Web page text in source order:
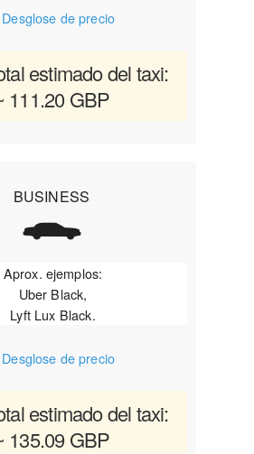
de precio
estimado del taxi:
111.20 GBP
BUSINESS
Aprox. ejemplos:
Uber Black,
Lyft Lux Black.
de precio
estimado del taxi:
135.09 GBP